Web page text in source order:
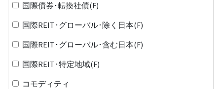
国際債券･転換社債(F)
国際REIT･グローバル･除く日本(F)
国際REIT･グローバル･含む日本(F)
国際REIT･特定地域(F)
コモディティ